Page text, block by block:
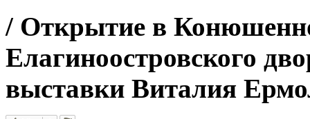
/ Открытие в
Елагиноостровского
выставки Виталия